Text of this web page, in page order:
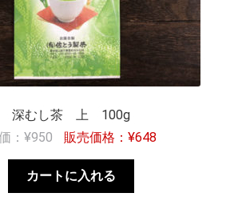
深むし茶 上 100g
¥950 ¥648
カートに入れる